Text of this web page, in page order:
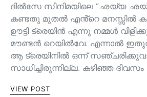
ദിൽസേ സിനിമയിലെ “ഛയ്യ
കണ്ടതു മുതൽ എൻ്റെ മനസ്സിൽ
ഊട്ടി ട്രെയിൻ എന്നു നമ്മൾ
മൗണ്ടൻ റെയിൽവേ. എന്നാൽ
ആ ട്രെയിനിൽ ഒന്ന്
സാധിച്ചിരുന്നില്ല. കഴിഞ്ഞ ദിവസം
VIEW POST